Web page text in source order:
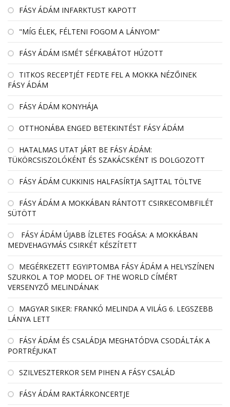
FÁSY ÁDÁM INFARKTUST KAPOTT
"MÍG ÉLEK, FÉLTENI FOGOM A LÁNYOM"
FÁSY ÁDÁM ISMÉT SÉFKABÁTOT HÚZOTT
TITKOS RECEPTJÉT FEDTE FEL A MOKKA NÉZŐINEK
FÁSY ÁDÁM
FÁSY ÁDÁM KONYHÁJA
OTTHONÁBA ENGED BETEKINTÉST FÁSY ÁDÁM
HATALMAS UTAT JÁRT BE FÁSY ÁDÁM:
TÜKÖRCSISZOLÓKÉNT ÉS SZAKÁCSKÉNT IS DOLGOZOTT
FÁSY ÁDÁM CUKKINIS HALFASÍRTJA SAJTTAL TÖLTVE
FÁSY ÁDÁM A MOKKÁBAN RÁNTOTT CSIRKECOMBFILÉT
SÜTÖTT
FÁSY ÁDÁM ÚJABB ÍZLETES FOGÁSA: A MOKKÁBAN
MEDVEHAGYMÁS CSIRKÉT KÉSZÍTETT
MEGÉRKEZETT EGYIPTOMBA FÁSY ÁDÁM A HELYSZÍNEN
SZURKOL A TOP MODEL OF THE WORLD CÍMÉRT
VERSENYZŐ MELINDÁNAK
MAGYAR SIKER: FRANKÓ MELINDA A VILÁG 6. LEGSZEBB
LÁNYA LETT
FÁSY ÁDÁM ÉS CSALÁDJA MEGHATÓDVA CSODÁLTÁK A
PORTRÉJUKAT
SZILVESZTERKOR SEM PIHEN A FÁSY CSALÁD
FÁSY ÁDÁM RAKTÁRKONCERTJE